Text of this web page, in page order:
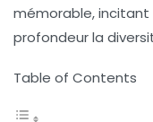
mémorable, incitant
profondeur la
Table of Contents